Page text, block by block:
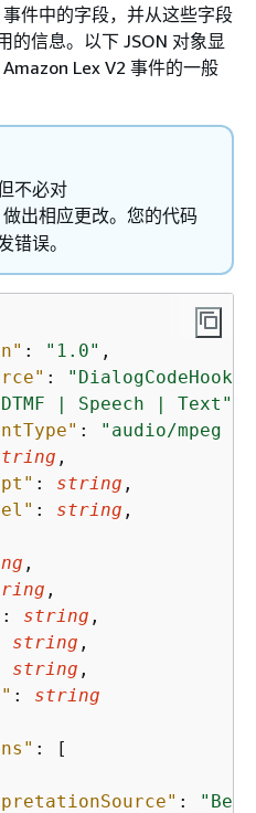
件中的字段，并从这些字段
的信息。以下 JSON 对象显
Lex V2 事件的一般
不必对
做出相应更改。您的代码
错误。
: "1.0" ,
:
| Speech | Text"
:
"audio/mpeg
,
: string ,
: string ,
,
,
: string ,
string ,
string ,
: string
: [
: